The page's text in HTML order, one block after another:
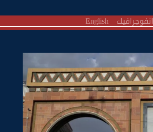
انفوجرافيك English